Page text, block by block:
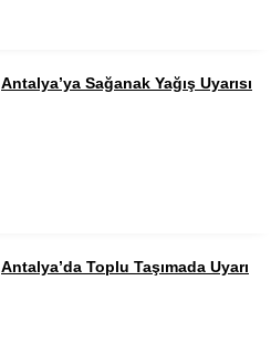
Antalya’ya Sağanak Yağış Uyarısı
Antalya’da Toplu Taşımada Uyarı